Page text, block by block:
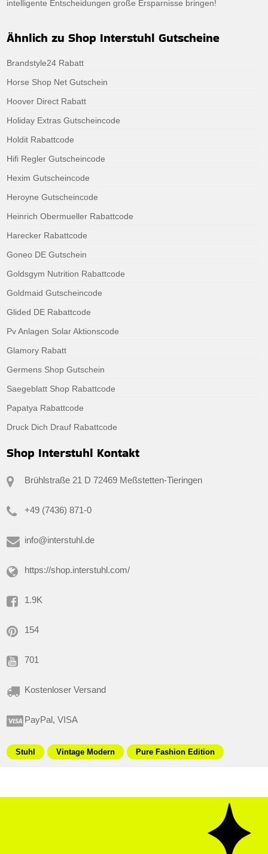
intelligente Entscheidungen große Ersparnisse bringen!
Ähnlich zu Shop Interstuhl Gutscheine
Brandstyle24 Rabatt
Horse Shop Net Gutschein
Hoover Direct Rabatt
Holiday Extras Gutscheincode
Holdit Rabattcode
Hifi Regler Gutscheincode
Hexim Gutscheincode
Heroyne Gutscheincode
Heinrich Obermueller Rabattcode
Harecker Rabattcode
Goneo DE Gutschein
Goldsgym Nutrition Rabattcode
Goldmaid Gutscheincode
Glided DE Rabattcode
Pv Anlagen Solar Aktionscode
Glamory Rabatt
Germens Shop Gutschein
Saegeblatt Shop Rabattcode
Papatya Rabattcode
Druck Dich Drauf Rabattcode
Shop Interstuhl Kontakt
Brühlstraße 21 D 72469 Meßstetten-Tieringen
+49 (7436) 871-0
info@interstuhl.de
https://shop.interstuhl.com/
1.9K
154
701
Kostenloser Versand
PayPal, VISA
Stuhl Vintage Modern Pure Fashion Edition